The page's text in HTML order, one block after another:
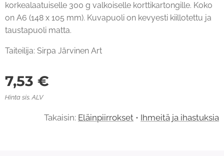
korkealaatuiselle 300 g valkoiselle korttikartongille. Koko
on A6 (148 x 105 mm). Kuvapuoli on kevyesti kiillotettu ja
taustapuoli matta.
Taiteilija: Sirpa Järvinen Art
7,53 €
Hinta sis. ALV
Takaisin: Eläinpiirrokset • Ihmeitä ja ihastuksia